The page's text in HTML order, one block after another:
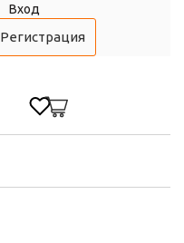
Вход
Регистрация